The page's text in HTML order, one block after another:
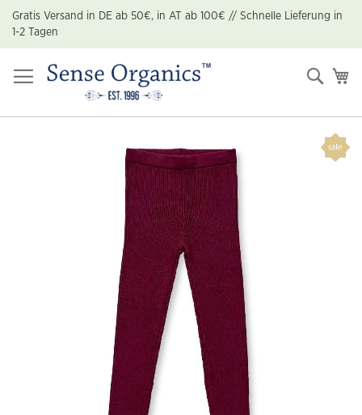
Zum
Inhalt
springen
Gratis Versand in DE ab 50€, in AT ab 100€ // Schnelle Lieferung in
1-2 Tagen
Suche